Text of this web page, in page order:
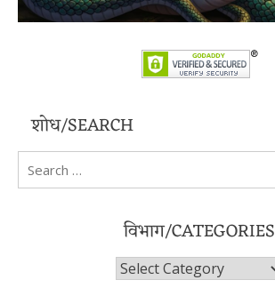
शोध/SEARCH
Search
for:
विभाग/CATEGORIES
विभाग/Categories